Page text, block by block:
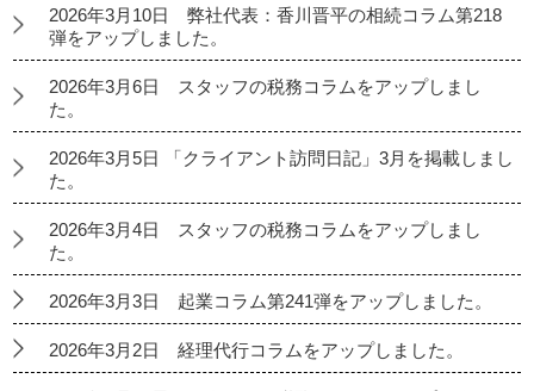
2026年3月10日 弊社代表：香川晋平の相続コラム第218
弾をアップしました。
2026年3月6日 スタッフの税務コラムをアップしまし
た。
2026年3月5日 「クライアント訪問日記」3月を掲載しまし
た。
2026年3月4日 スタッフの税務コラムをアップしまし
た。
2026年3月3日 起業コラム第241弾をアップしました。
2026年3月2日 経理代行コラムをアップしました。